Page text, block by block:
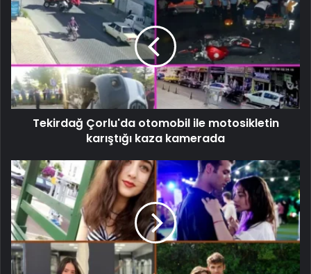
Tekirdağ Çorlu'da otomobil ile motosikletin
karıştığı kaza kamerada